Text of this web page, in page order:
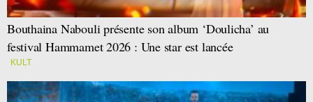
Bouthaina Nabouli présente son album ‘Doulicha’ au
festival Hammamet 2026 : Une star est lancée
KULT